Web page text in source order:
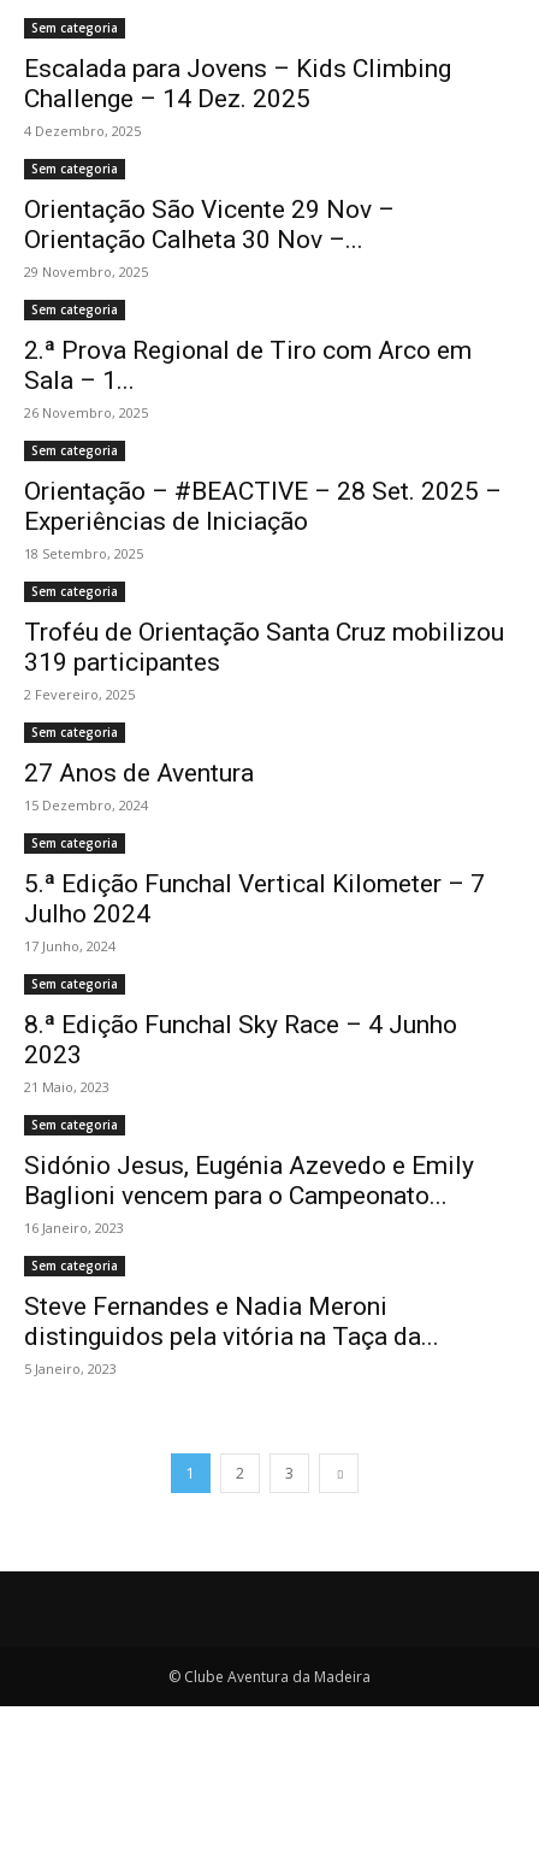
Sem categoria
Escalada para Jovens – Kids Climbing
Challenge – 14 Dez. 2025
4 Dezembro, 2025
Sem categoria
Orientação São Vicente 29 Nov –
Orientação Calheta 30 Nov –...
29 Novembro, 2025
Sem categoria
2.ª Prova Regional de Tiro com Arco em
Sala – 1...
26 Novembro, 2025
Sem categoria
Orientação – #BEACTIVE – 28 Set. 2025 –
Experiências de Iniciação
18 Setembro, 2025
Sem categoria
Troféu de Orientação Santa Cruz mobilizou
319 participantes
2 Fevereiro, 2025
Sem categoria
27 Anos de Aventura
15 Dezembro, 2024
Sem categoria
5.ª Edição Funchal Vertical Kilometer – 7
Julho 2024
17 Junho, 2024
Sem categoria
8.ª Edição Funchal Sky Race – 4 Junho
2023
21 Maio, 2023
Sem categoria
Sidónio Jesus, Eugénia Azevedo e Emily
Baglioni vencem para o Campeonato...
16 Janeiro, 2023
Sem categoria
Steve Fernandes e Nadia Meroni
distinguidos pela vitória na Taça da...
5 Janeiro, 2023
1 2 3
© Clube Aventura da Madeira